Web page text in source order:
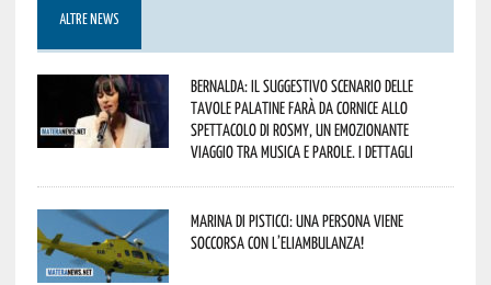
ALTRE NEWS
Bernalda: il suggestivo scenario delle
Tavole Palatine farà da cornice allo
spettacolo di Rosmy, un emozionante
viaggio tra musica e parole. I dettagli
Marina di Pisticci: una persona viene
soccorsa con l’eliambulanza!